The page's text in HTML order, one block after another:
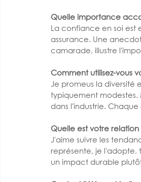
Quelle importance
La confiance en soi est
assurance. Une
camarade, illustre
Comment utilisez-vous
Je promeus la diversité
typiquement modestes.
dans l'industrie.
Quelle est votre
J'aime suivre les
représente, je l'adopte,
un impact durable